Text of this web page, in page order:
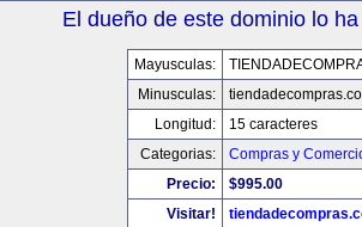
El dueño de este dominio lo
Mayusculas:
Minusculas:
Longitud:
15 caracteres
Categorias:
Compras y
Precio:
$995.00
Visitar!